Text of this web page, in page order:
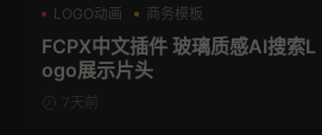
LOGO动画
商务模板
支持Intel+M芯片
FCPX中文插件 玻璃质感AI搜索L
ogo展示片头
7天前